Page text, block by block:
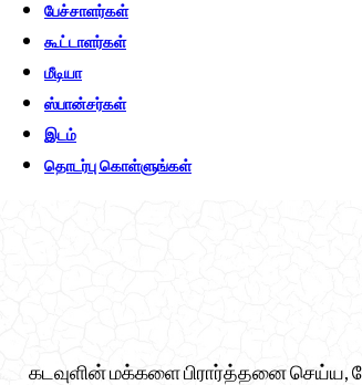
பேச்சாளர்கள்
கூட்டாளர்கள்
மீடியா
ஸ்பான்சர்கள்
இடம்
தொடர்பு கொள்ளுங்கள்
கடவுளின் மக்களை பிரார்த்தனை செய்ய,